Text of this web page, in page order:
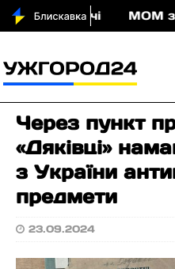
води вночі МОМ
Через пункт
«Дяківці»
з України
предмети
23.09.2024